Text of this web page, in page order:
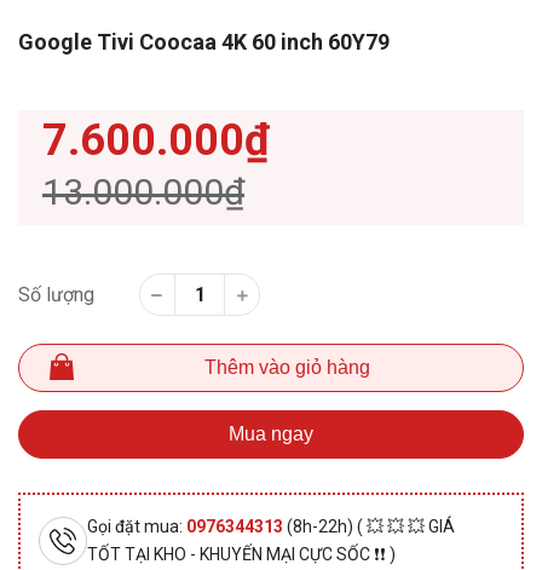
Google Tivi Coocaa 4K 60 inch 60Y79
7.600.000₫
13.000.000₫
Số lượng
Thêm vào giỏ hàng
Mua ngay
Gọi đặt mua: 0976344313 (8h-22h) ( 💥 💥 💥 GIÁ
TỐT TẠI KHO - KHUYẾN MẠI CỰC SỐC ❗❗ )